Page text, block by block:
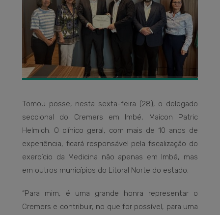
Tomou posse, nesta sexta-feira (28), o delegado
seccional do Cremers em Imbé, Maicon Patric
Helmich. O clínico geral, com mais de 10 anos de
experiência, ficará responsável pela fiscalização do
exercício da Medicina não apenas em Imbé, mas
em outros municípios do Litoral Norte do estado.
“Para mim, é uma grande honra representar o
Cremers e contribuir, no que for possível, para uma